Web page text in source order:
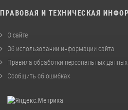
ПРАВОВАЯ И ТЕХНИЧЕСКАЯ
О сайте
Об использовании информации сайта
Правила обработки персональных данных
Сообщить об ошибках